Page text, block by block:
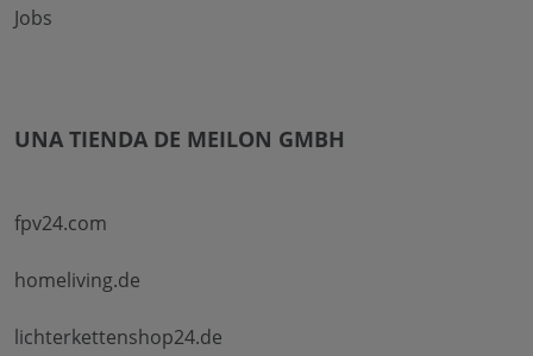
Jobs
UNA TIENDA DE MEILON GMBH
fpv24.com
homeliving.de
lichterkettenshop24.de